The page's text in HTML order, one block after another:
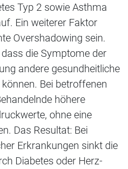
Typ 2 sowie Asthma
Ein weiterer Faktor
Overshadowing sein.
die Symptome der
andere gesundheitliche
Bei betroffenen
höhere
ohne eine
Das Resultat: Bei
Erkrankungen sinkt die
Diabetes oder Herz-